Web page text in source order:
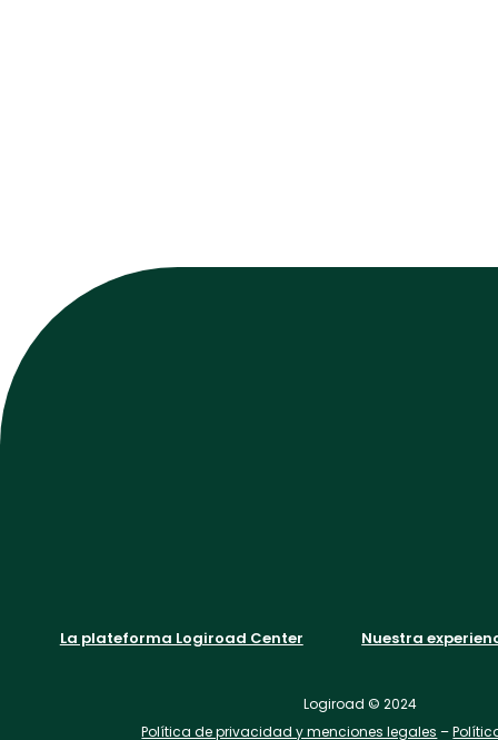
La plateforma Logiroad Center Nuestra
Logiroad © 2024
Política de privacidad y menciones legales –